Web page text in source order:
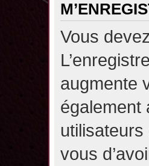
Vous
augmente
également
vous